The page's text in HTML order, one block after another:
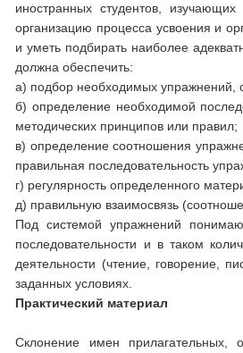
иностранных студентов,
организацию процесса усвоения и
и уметь подбирать наиболее
должна обеспечить:
а) подбор необходимых упражнений,
б) определение необходимой
методических принципов или правил;
в) определение соотношения
правильная последовательность
г) регулярность определенного
д) правильную взаимосвязь
Под системой упражнений
последовательности и в таком
деятельности (чтение, говорение,
заданных условиях.
Практический материал
Склонение имен прилагательных,